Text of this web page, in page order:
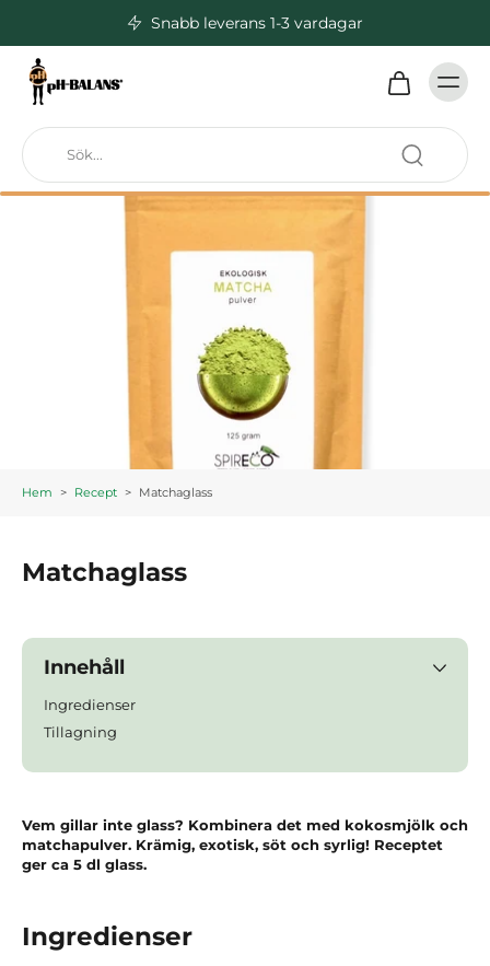
Snabb leverans 1-3 vardagar
Hem > Recept > Matchaglass
Matchaglass
Innehåll
Ingredienser
Tillagning
Vem gillar inte glass? Kombinera det med kokosmjölk och
matchapulver. Krämig, exotisk, söt och syrlig! Receptet
ger ca 5 dl glass.
Ingredienser